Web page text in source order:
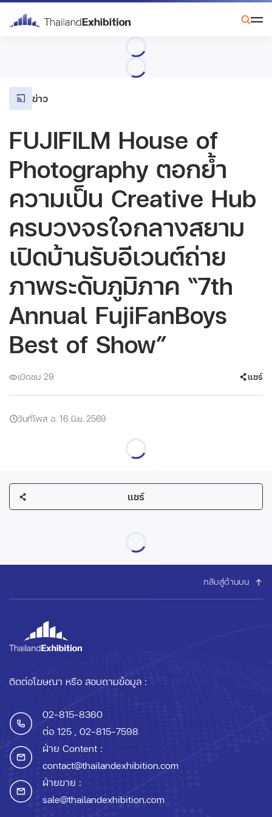
ข่าว
FUJIFILM House of
Photography ตอกย้ำ
ความเป็น Creative Hub
ครบวงจรใจกลางสยาม
เปิดบ้านรับอีเวนต์ถ่าย
ภาพระดับภูมิภาค “7th
Annual FujiFanBoys
Best of Show”
เปิดชม 29 แชร์
วันที่โพส อ. 16 มิ.ย. 2569
แชร์
กลับสู่ด้านบน
ติดต่อโฆษณา หรือ สอบถามข้อมูล :
02-815-8360
ต่อ 125 , 02-815-7598
ฝ่าย Content :
contact@thailandexhibition.com
ฝ่ายขาย :
sale@thailandexhibition.com